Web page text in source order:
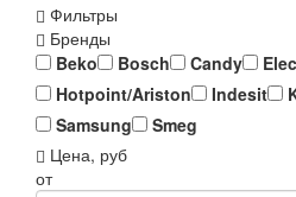
Фильтры
Бренды
Beko
Bosch Candy
Hotpoint/Ariston
Indesit
Samsung
Smeg
Цена, руб
от